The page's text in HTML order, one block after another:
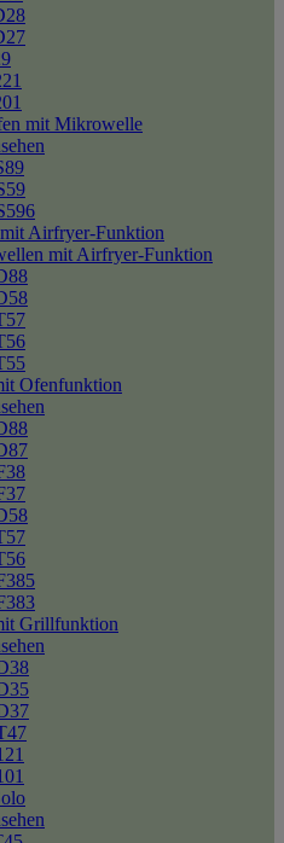
mit Mikrowelle
Airfryer-Funktion
mit Airfryer-Funktion
Ofenfunktion
Grillfunktion